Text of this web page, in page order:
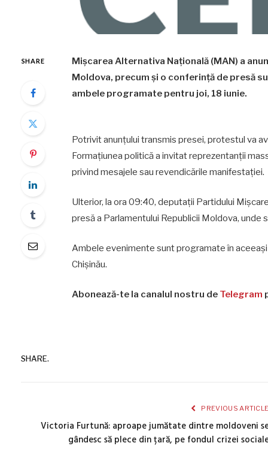
SHARE
Mișcarea Alternativa Națională (MAN) a
Moldova, precum și o conferință de presă
ambele programate pentru joi, 18 iunie.
Potrivit anunțului transmis presei, protestul va
Formațiunea politică a invitat reprezentanții
privind mesajele sau revendicările manifestației.
Ulterior, la ora 09:40, deputații Partidului
presă a Parlamentului Republicii Moldova,
Ambele evenimente sunt programate în
Chișinău.
Abonează-te la canalul nostru de Telegram
SHARE.
PREVIOUS
Victoria Furtună: aproape jumătate dintre moldoveni
gândesc să plece din țară, pe fondul crizei